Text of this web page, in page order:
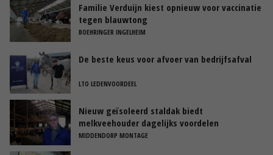
Familie Verduijn kiest opnieuw voor vaccinatie
tegen blauwtong
BOEHRINGER INGELHEIM
De beste keus voor afvoer van bedrijfsafval
LTO LEDENVOORDEEL
Nieuw geïsoleerd staldak biedt
melkveehouder dagelijks voordelen
MIDDENDORP MONTAGE